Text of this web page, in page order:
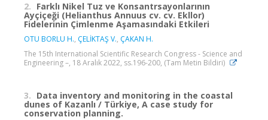
2. Farklı Nikel Tuz ve Konsantrsayonlarının
Ayçiçeği (Helianthus Annuus cv. cv. Ekllor)
Fidelerinin Çimlenme Aşamasındaki Etkileri
OTU BORLU H., ÇELİKTAŞ V., ÇAKAN H.
The 15th International Scientific Research Congress - Science and
Engineering –, 18 Aralık 2022, ss.196-200, (Tam Metin Bildiri)
3. Data inventory and monitoring in the coastal
dunes of Kazanlı / Türkiye, A case study for
conservation planning.